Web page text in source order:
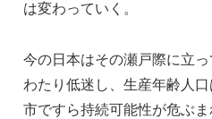
は変わっていく。
今の日本はその瀬戸際に立
わたり低迷し、生産年齢人
市ですら持続可能性が危ぶ